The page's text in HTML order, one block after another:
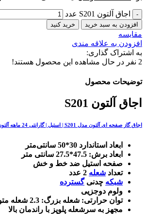
اجاق آلتون S201 عدد
افزودن به سبد خرید خرید کنید
مقایسه
افزودن به علاقه مندی
به اشتراک گذاری:
2 نفر در حال مشاهده این محصول هستند!
توضیحات محصول
اجاق آلتون S201
اجاق گاز صفحه ای آلتون مدل S201 | استیل | گارانتی 24 ماهه آلتون
ابعاد استاندارد 30*50 سانتی‌متر
ابعاد برش: 47.5*27.5 سانتی متر
صفحه استیل ضد خط و خش
تعداد شعله
شبکه چدنیگسترده
ولوم دوجزیی
توان حرارتی: شعله بزرگ: 2.3 شعله متوسط: 1.5
مجهز به سرشعله پلوپز با راندمان بالا